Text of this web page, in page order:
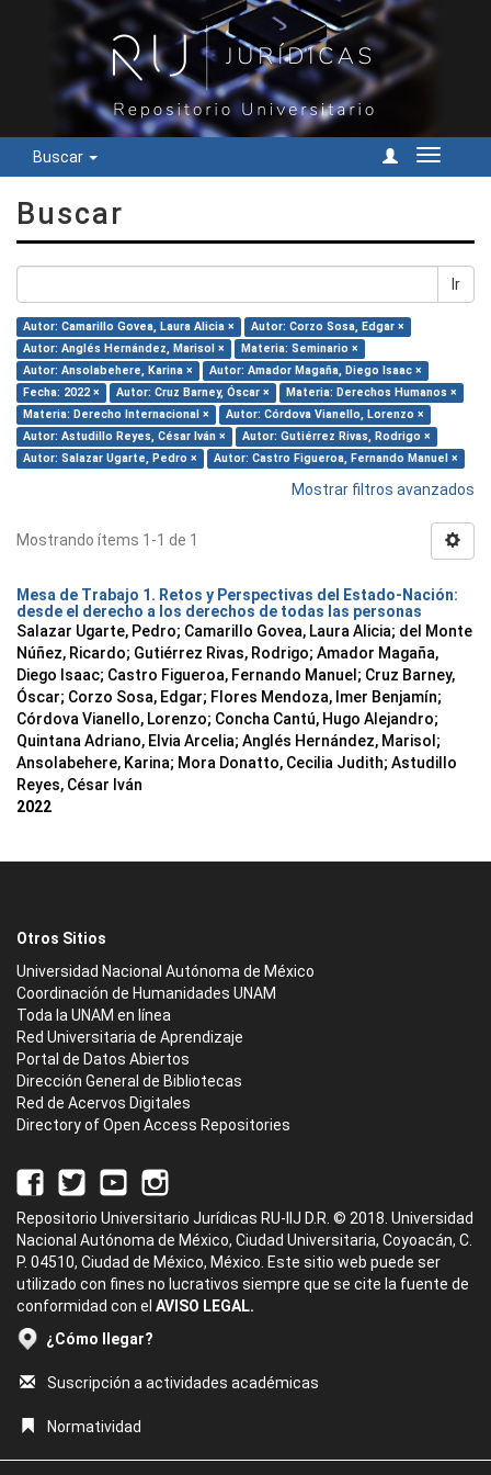
Buscar
Cambiar
Buscar
Ir
Autor: Camarillo Govea, Laura Alicia ×
Autor: Corzo Sosa, Edgar ×
Autor: Anglés Hernández, Marisol ×
Materia: Seminario ×
Autor: Ansolabehere, Karina ×
Autor: Amador Magaña, Diego Isaac ×
Fecha: 2022 ×
Autor: Cruz Barney, Óscar ×
Materia: Derechos Humanos ×
Materia: Derecho Internacional ×
Autor: Córdova Vianello, Lorenzo ×
Autor: Astudillo Reyes, César Iván ×
Autor: Gutiérrez Rivas, Rodrigo ×
Autor: Salazar Ugarte, Pedro ×
Autor: Castro Figueroa, Fernando Manuel ×
Mostrar filtros avanzados
Mostrando ítems 1-1 de 1
Mesa de Trabajo 1. Retos y Perspectivas del Estado-Nación:
desde el derecho a los derechos de todas las personas
Salazar Ugarte, Pedro; Camarillo Govea, Laura Alicia; del Monte
Núñez, Ricardo; Gutiérrez Rivas, Rodrigo; Amador Magaña,
Diego Isaac; Castro Figueroa, Fernando Manuel ; Cruz Barney,
Óscar; Corzo Sosa, Edgar; Flores Mendoza, Imer Benjamín;
Córdova Vianello, Lorenzo; Concha Cantú, Hugo Alejandro;
Quintana Adriano, Elvia Arcelia; Anglés Hernández, Marisol ;
Ansolabehere, Karina; Mora Donatto, Cecilia Judith; Astudillo
Reyes, César Iván
2022
Otros Sitios
Universidad Nacional Autónoma de México
Coordinación de Humanidades UNAM
Toda la UNAM en línea
Red Universitaria de Aprendizaje
Portal de Datos Abiertos
Dirección General de Bibliotecas
Red de Acervos Digitales
Directory of Open Access Repositories
Repositorio Universitario Jurídicas RU-IIJ D.R. © 2018. Universidad
Nacional Autónoma de México, Ciudad Universitaria, Coyoacán, C.
P. 04510, Ciudad de México, México. Este sitio web puede ser
utilizado con fines no lucrativos siempre que se cite la fuente de
conformidad con el AVISO LEGAL.
¿Cómo llegar?
Suscripción a actividades académicas
Normatividad